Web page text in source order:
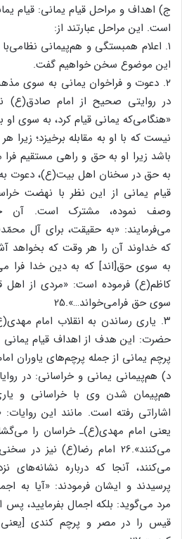
ج) اهداف و مراحل قیام یمانی: قیام
است. این مراحل عبارتند از:
۱. اعلام همبستگی و هم‌پیمانی نظامی‌با
این موضوع سخن خواهیم گفت.
۲. دعوت و فراخوان یمانی به سوی
در روایتی صحیح از امام صادق(ع)
«هنگامی‌که یمانی قیام کرد، به سوی او
نیست که با او به مقابله برخیزد؛
به حق در سخنان اهل بیت(ع)، دعوت
قیام یمانی از این نظر با نهضت
وصف نموده، مشترک است. آن
می‌فرمایند: «به حقیقت، برای آل
که خداوند آن را هر وقت که بخواهد
کاظم(ع) فرموده است: «مردی از اهل
سوی حق فرامی‌خواند…».25
۳. یاری رساندن به انقلاب امام
حضرت: این هدف از اهداف قیام یمانی
پرچم یمانی از جمله پرچم‌های یاوران
د) هم‌پیمانی یمانی و خراسانی: در
هم‌پیمان شدن وی با خراسانی و
اشاراتی رفته است. مانند این
یعنی امام مهدی(ع)ـ خراسان را
می‌کنند».26 امام رضا(ع) نیز
می‌کنند، آنجا که درباره
پرسیدند و ایشان فرمودند: «آیا به
مرد می‌گوید: بلکه اجمال بفرمایید، پس
قیس را در مصر و پرچم کندی [یعنی